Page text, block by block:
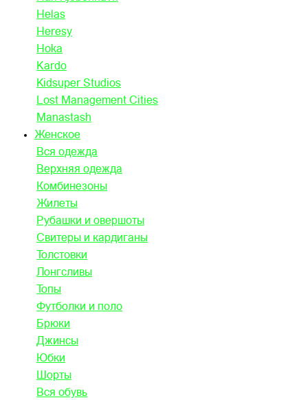
Helas
Heresy
Hoka
Kardo
Kidsuper Studios
Lost Management Cities
Manastash
Женское
Вся одежда
Верхняя одежда
Комбинезоны
Жилеты
Рубашки и овершоты
Свитеры и кардиганы
Толстовки
Лонгсливы
Топы
Футболки и поло
Брюки
Джинсы
Юбки
Шорты
Вся обувь